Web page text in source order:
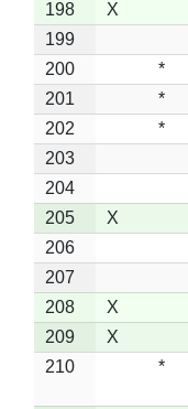
198
X
199
200
*
201
*
202
*
203
204
205
X
206
207
208
X
209
X
210
*